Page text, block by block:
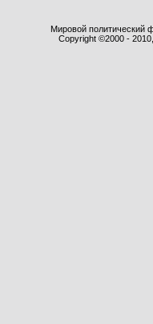
Мировой политический
Copyright ©2000 -